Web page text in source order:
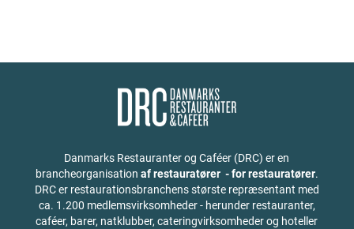
Danmarks Restauranter og Caféer (DRC) er en
brancheorganisation af restauratører - for restauratører.
DRC er restaurationsbranchens største repræsentant med
ca. 1.200 medlemsvirksomheder - herunder restauranter,
caféer, barer, natklubber, cateringvirksomheder og hoteller